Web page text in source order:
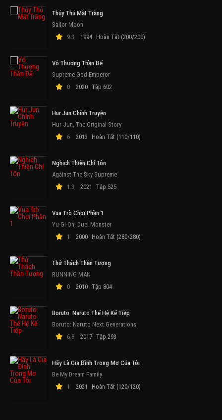
Thủy Thủ Mặt Trăng
Sailor Moon
9.3
1994 Hoàn Tất (200/200)
Vô Thượng Thần Đế
Supreme God Emperor
0
2020 Tập 602
Hur Jun Chính Truyện
Hur Jun, The Original Story
6
2013 Hoàn Tất (110/110)
Nghịch Thiên Chí Tôn
Against The Sky Supreme
1.3
2021 Tập 525
Vua Trò Chơi Phần 1
Yu-Gi-Oh! Duel Monster
1
2000 Hoàn Tất (280/280)
Thử Thách Thần Tượng
RUNNING MAN
0
2010 Tập 804
Boruto: Naruto Thế Hệ Kế Tiếp
Boruto: Naruto Next Generations
6.8
2017 Tập 293
Hãy Là Gia Đình Trong Mơ Của Tôi
Be My Dream Family
1
2021 Hoàn Tất (120/120)